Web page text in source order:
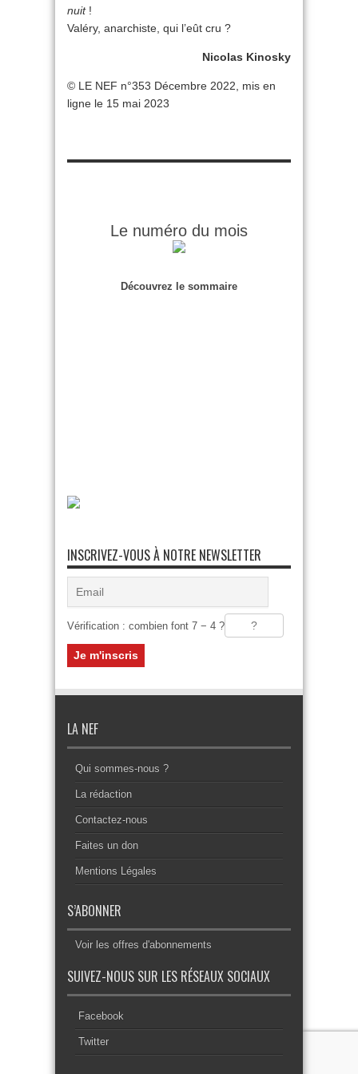
nuit!
Valéry, anarchiste, qui l’eût cru ?
Nicolas Kinosky
© LE NEF n°353 Décembre 2022, mis en
ligne le 15 mai 2023
Le numéro du mois
Découvrez le sommaire
INSCRIVEZ-VOUS À NOTRE NEWSLETTER
Vérification : combien font 7 − 4 ?
LA NEF
Qui sommes-nous ?
La rédaction
Contactez-nous
Faites un don
Mentions Légales
S’ABONNER
Voir les offres d'abonnements
SUIVEZ-NOUS SUR LES RÉSEAUX SOCIAUX
Facebook
Twitter